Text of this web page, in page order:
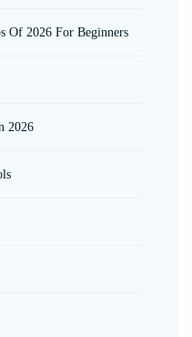
Of 2026 For Beginners
2026